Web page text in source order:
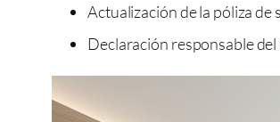
Actualización de la póliza
Declaración responsable